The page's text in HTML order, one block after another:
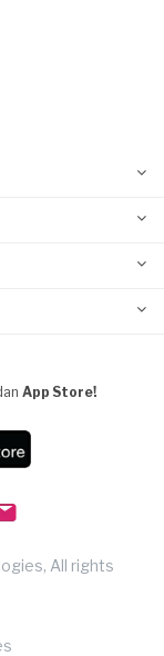
App Store!
All rights